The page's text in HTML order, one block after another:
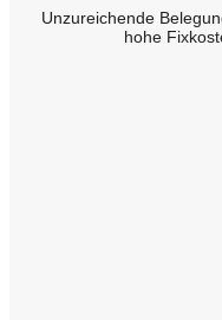
Unzureichende
hohe